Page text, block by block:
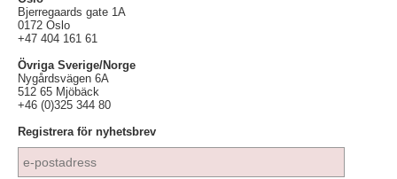
Bjerregaards gate 1A
0172 Oslo
+47 404 161 61
Övriga Sverige/Norge
Nygårdsvägen 6A
512 65 Mjöbäck
+46 (0)325 344 80
Registrera för nyhetsbrev